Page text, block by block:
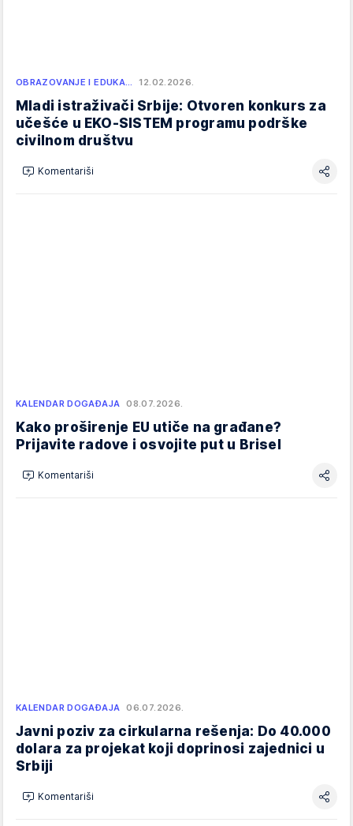
OBRAZOVANJE I EDUKA… 12.02.2026.
Mladi istraživači Srbije: Otvoren konkurs za
učešće u EKO-SISTEM programu podrške
civilnom društvu
Komentariši
KALENDAR DOGAĐAJA 08.07.2026.
Kako proširenje EU utiče na građane?
Prijavite radove i osvojite put u Brisel
Komentariši
KALENDAR DOGAĐAJA 06.07.2026.
Javni poziv za cirkularna rešenja: Do 40.000
dolara za projekat koji doprinosi zajednici u
Srbiji
Komentariši